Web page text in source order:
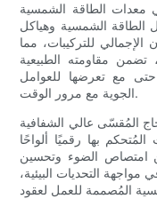
معدات الطاقة الشمسية
الطاقة الشمسية وهياكل
الإجمالي للتركيبات، مما
تضمن مقاومته الطبيعية
حتى مع تعرضها للعوامل
الجوية مع مرور الوقت.
المُقسّى عالي الشفافية
بها رقميًا ألواحًا
امتصاص الضوء وتحسين
مواجهة التحديات البيئية،